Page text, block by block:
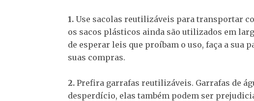
1. Use sacolas reutilizáveis para transportar
os sacos plásticos ainda são utilizados em
de esperar leis que proíbam o uso, faça a sua
suas compras.
2. Prefira garrafas reutilizáveis. Garrafas de
desperdício, elas também podem ser